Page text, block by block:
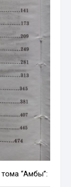
“Амбы”: